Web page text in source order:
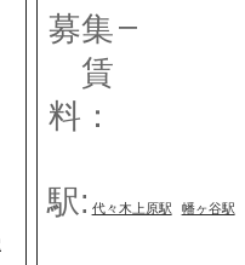
募集
賃
料：
–
駅: 代々木上原駅 幡ヶ谷駅